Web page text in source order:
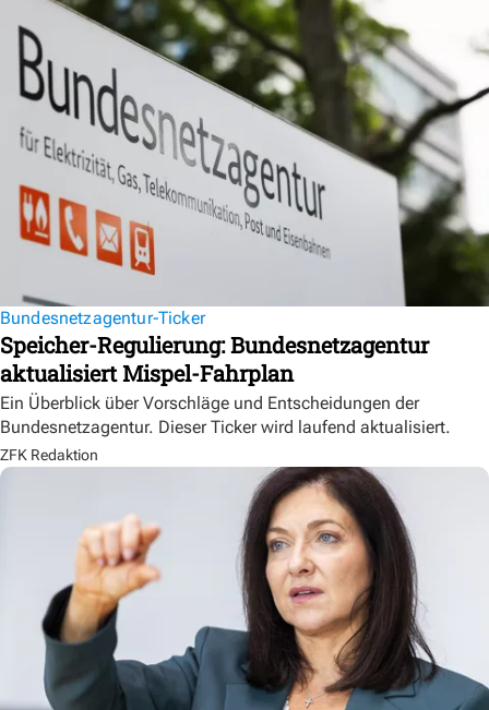
Bundesnetzagentur-Ticker
Speicher-Regulierung: Bundesnetzagentur
aktualisiert Mispel-Fahrplan
Ein Überblick über Vorschläge und Entscheidungen der
Bundesnetzagentur. Dieser Ticker wird laufend aktualisiert.
ZFK Redaktion